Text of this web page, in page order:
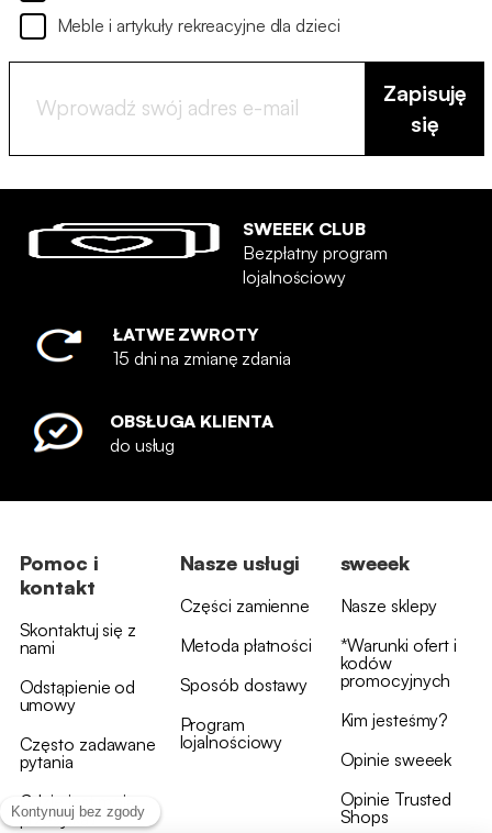
Meble i artykuły rekreacyjne dla dzieci
Zapisuję
się
SWEEEK CLUB
Bezpłatny program
lojalnościowy
ŁATWE ZWROTY
15 dni na zmianę zdania
OBSŁUGA KLIENTA
do usług
Pomoc i
kontakt
Skontaktuj się z
nami
Odstąpienie od
umowy
Często zadawane
pytania
Gdzie jest moja
przesyłka?
Nasze usługi
Części zamienne
Metoda płatności
Sposób dostawy
Program
lojalnościowy
sweeek
Nasze sklepy
*Warunki ofert i
kodów
promocyjnych
Kim jesteśmy?
Opinie sweeek
Opinie Trusted
Shops